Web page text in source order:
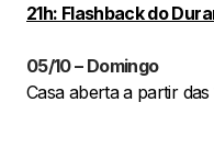
21h: Flashback do
05/10–Domingo
Casa aberta a partir das